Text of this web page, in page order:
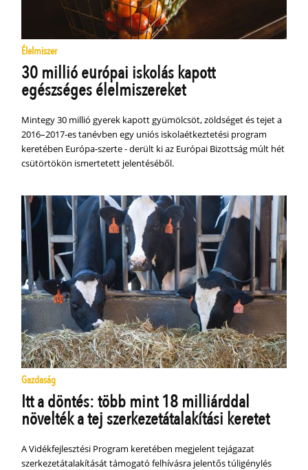
Élelmiszer
30 millió európai iskolás kapott
egészséges élelmiszereket
Mintegy 30 millió gyerek kapott gyümölcsöt, zöldséget és tejet a
2016–2017-es tanévben egy uniós iskolaétkeztetési program
keretében Európa-szerte - derült ki az Európai Bizottság múlt hét
csütörtökön ismertetett jelentéséből.
Gazdaság
Itt a döntés: több mint 18 milliárddal
növelték a tej szerkezetátalakítási keretet
A Vidékfejlesztési Program keretében megjelent tejágazat
szerkezetátalakítását támogató felhívásra jelentős túligénylés